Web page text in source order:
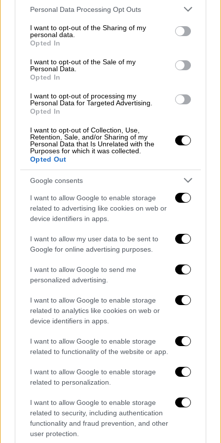
Please note that this website/app uses one or more Google
not limited to your visit or usage behaviour. You may click to
grant or deny consent to Google and its third-party tags to
use your data for below specified purposes in below Google
consent section.
Personal Data Processing Opt Outs
I want to opt-out of the Sharing of my
personal data.
Opted In
I want to opt-out of the Sale of my
Personal Data.
Opted In
I want to opt-out of processing my
Personal Data for Targeted Advertising.
Opted In
I want to opt-out of Collection, Use,
Retention, Sale, and/or Sharing of my
Personal Data that Is Unrelated with the
Purposes for which it was collected.
Opted Out
Google consents
I want to allow Google to enable storage
related to advertising like cookies on web or
device identifiers in apps.
I want to allow my user data to be sent to
Google for online advertising purposes.
I want to allow Google to send me
personalized advertising.
I want to allow Google to enable storage
related to analytics like cookies on web or
device identifiers in apps.
I want to allow Google to enable storage
related to functionality of the website or app.
I want to allow Google to enable storage
related to personalization.
I want to allow Google to enable storage
related to security, including authentication
functionality and fraud prevention, and other
user protection.
Μία γυναίκα υποβλήθηκε σεχειρουργική
επέμβαση για την αφαίρεση των ωοθηκών
και της μήτρας της από τον γυναικολόγο
παρόλο που ουσιαστικά δεν υπήρχε καμία
ένδειξη ενδομητρίωσης, σύμφωνα με το
«Απόλυτα πεπεισμένος»
Ο ειδικός αρνήθηκε οποιαδήποτε
αδικοπραγία και δήλωσε στο ABC ότι δεν
έχει πραγματοποιήσει ποτέ χειρουργικές
επεμβάσεις ενδομητρίωσης εκτός αν ήταν
«απόλυτα πεπεισμένος» για το όφελός τους
για τις ασθενείς του.
Η πολιτειακή πρωθυπουργός της Βικτώριας,
Τζασίντα Άλαν, εξέφρασε την αποστροφή
οποίες, όπως είπε, έχει αναφέρει στην
αστυνομία. «Η αφαίρεση οργάνων μιας
γυναίκας χωρίς κλινικά ευρήματα και χωρίς
να υπάρχει ανάγκη είναι έγκλημα», ανέφερε
Η τοπική αστυνομία επιβεβαίωσε αργότερα
ότι διερευνά τις πληροφορίες.
το ABC, έχουν υποβληθεί καταγγελίες από
ασθενείς και επαγγελματίες στην
Επαγγελματιών Υγείας πριν από τουλάχιστον
πέντε χρόνια
Η ενδομητρίωση είναι μια συχνή, χρόνια
γυναικολογική πάθηση όπου ιστός,
παρόμοιος με το ενδομήτριο (το εσωτερικό